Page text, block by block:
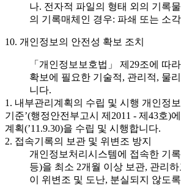
나. 전자적 파일의 형태 외의 기록
의 기록매체인 경우: 파쇄 또는 소각
10. 개인정보의 안전성 확보 조치
「개인정보보호법」 제29조에 따
확보에 필요한 기술적, 관리적, 물
니다.
1. 내부관리계획의 수립 및 시행 개인정
기준’(행정안전부고시 제2011 - 제43호)
계획(’11.9.30)을 수립 및 시행합니다.
2. 접속기록의 보관 및 위변조 방지
개인정보처리시스템에 접속한 기
등)을 최소 2개월 이상 보관, 관리
이 위변조 및 도난, 분실되지 않도